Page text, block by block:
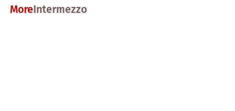
MoreIntermezzo